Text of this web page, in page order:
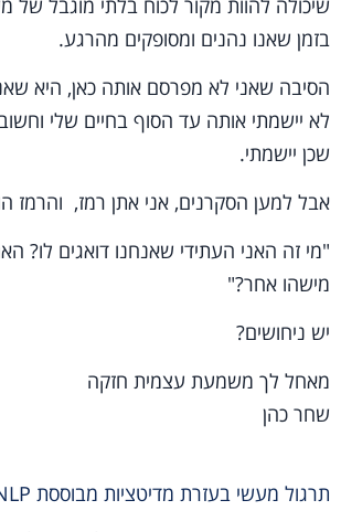
בזמן שאנו נהנים ומסופקים מהרגע.
הסיבה שאני לא מפרסם אותה כאן, היא
לא יישמתי אותה עד הסוף בחיים שלי
שכן יישמתי.
אבל למען הסקרנים, אני אתן רמז, והרמז
"מי זה האני העתידי שאנחנו דואגים לו?
מישהו אחר?"
יש ניחושים?
מאחל לך משמעת עצמית חזקה
שחר כהן
תרגול מעשי בעזרת מדיטציות מבוססת NLP